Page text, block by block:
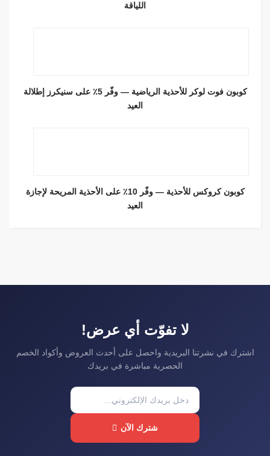
اللياقة
كوبون فوت لوكر للأحذية الرياضية — وفّر 5٪ على سنيكرز إطلالة
العيد
كوبون كروكس للأحذية — وفّر 10٪ على الأحذية المريحة لإجازة
العيد
لا تفوّت أي عرض!
اشترك في نشرتنا البريدية واحصل على أحدث العروض وأكواد الخصم
الحصرية مباشرة في بريدك
شترك الآن